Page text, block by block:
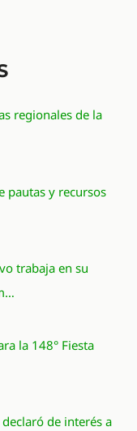
regionales de la
pautas y recursos
trabaja en su
la 148° Fiesta
de interés a